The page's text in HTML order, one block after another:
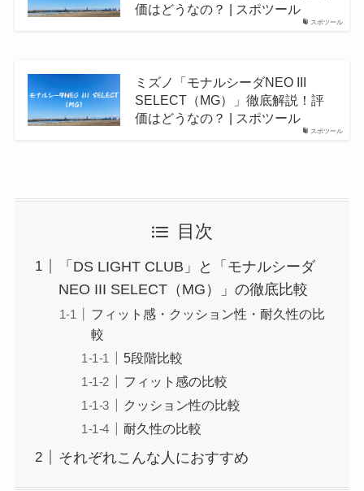
スポツール
価はどうなの？ | スポツール
スポツール
ミズノ「モナルシーダNEO III
SELECT（MG）」徹底解説！評
価はどうなの？ | スポツール
目次
「DS LIGHT CLUB」と「モナルシーダ
NEO III SELECT（MG）」の徹底比較
フィット感・クッション性・耐久性の比
較
5段階比較
フィット感の比較
クッション性の比較
耐久性の比較
それぞれこんな人におすすめ